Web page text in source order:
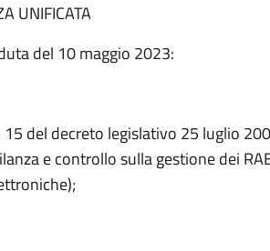
UNIFICATA
del 10 maggio 2023:
15 del decreto legislativo 25 luglio
e controllo sulla gestione dei